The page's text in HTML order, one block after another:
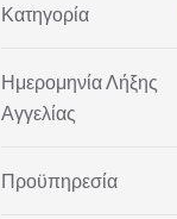
Κατηγορία
Ημερομηνία Λήξης
Αγγελίας
Προϋπηρεσία